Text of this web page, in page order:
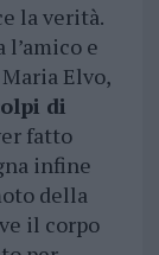
la verità.
l’amico e
Elvo,
di
fatto
infine
della
il corpo